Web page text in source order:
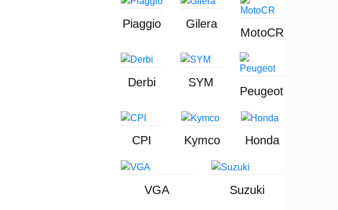
Piaggio Gilera
MotoCR
Derbi SYM
Peugeot
CPI Kymco Honda
VGA Suzuki